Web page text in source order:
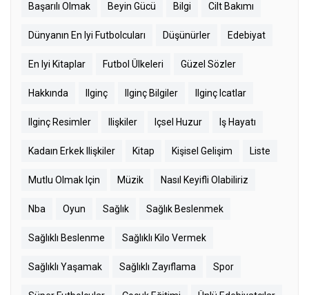
Başarılı Olmak Beyin Gücü Bilgi Cilt Bakımı
Dünyanın En Iyi Futbolcuları Düşünürler Edebiyat
En Iyi Kitaplar Futbol Ülkeleri Güzel Sözler
Hakkında Ilginç Ilginç Bilgiler Ilginç Icatlar
Ilginç Resimler Ilişkiler Içsel Huzur Iş Hayatı
Kadaın Erkek Ilişkiler Kitap Kişisel Gelişim Liste
Mutlu Olmak Için Müzik Nasıl Keyifli Olabiliriz
Nba Oyun Sağlık Sağlık Beslenmek
Sağlıklı Beslenme Sağlıklı Kilo Vermek
Sağlıklı Yaşamak Sağlıklı Zayıflama Spor